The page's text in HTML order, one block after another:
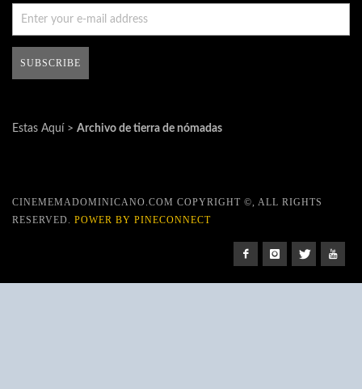
Estas Aquí > Archivo de tierra de nómadas
CINEMEMADOMINICANO.COM COPYRIGHT ©, ALL RIGHTS
RESERVED. POWER BY PINECONNECT